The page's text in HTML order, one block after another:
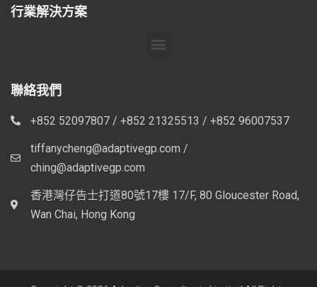
行業解決方案
聯絡我們
+852 52097807 / +852 21325513 / +852 96007537
tiffanycheng@adaptivegp.com /
ching@adaptivegp.com
香港灣仔告士打道80號17樓 17/F, 80 Gloucester Road,
Wan Chai, Hong Kong